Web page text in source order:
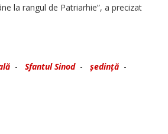
la rangul de Patriarhie”, a precizat
- Sfantul Sinod- ședință -